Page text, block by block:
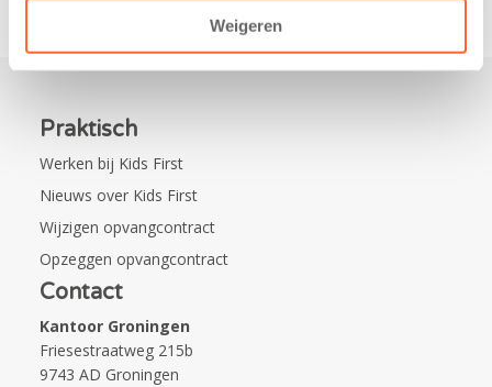
Weigeren
Praktisch
Werken bij Kids First
Nieuws over Kids First
Wijzigen opvangcontract
Opzeggen opvangcontract
Contact
Kantoor Groningen
Friesestraatweg 215b
9743 AD Groningen